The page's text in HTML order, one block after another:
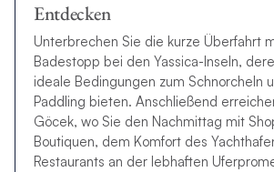
Entdecken
Unterbrechen Sie die kurze Überfahrt
Badestopp bei den Yassica-Inseln,
ideale Bedingungen zum Schnorcheln
Paddling bieten. Anschließend
Göcek, wo Sie den Nachmittag mit
Boutiquen, dem Komfort des
Restaurants an der lebhaften